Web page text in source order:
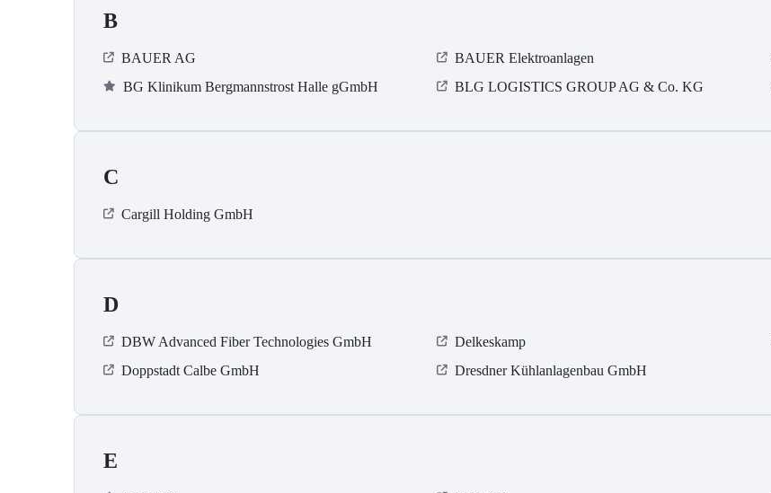
B
BAUER AG BAUER Elektroanlagen
BG Klinikum Bergmannstrost Halle gGmbH
BLG LOGISTICS GROUP AG & Co. KG
C
Cargill Holding GmbH
D
DBW Advanced Fiber Technologies GmbH Delkeskamp
Doppstadt Calbe GmbH
Dresdner Kühlanlagenbau GmbH
E